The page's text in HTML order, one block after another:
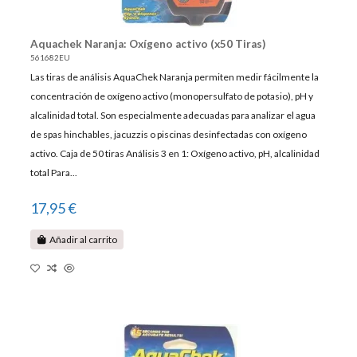
Aquachek Naranja: Oxígeno activo (x50 Tiras)
561682EU
Las tiras de análisis AquaChek Naranja permiten medir fácilmente la
concentración de oxígeno activo (monopersulfato de potasio), pH y
alcalinidad total. Son especialmente adecuadas para analizar el agua
de spas hinchables, jacuzzis o piscinas desinfectadas con oxígeno
activo. Caja de 50 tiras Análisis 3 en 1: Oxígeno activo, pH, alcalinidad
total Para...
17,95 €
Añadir al carrito